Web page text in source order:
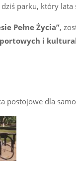
parku, który lata
Pełne Życia”,
i
postojowe dla